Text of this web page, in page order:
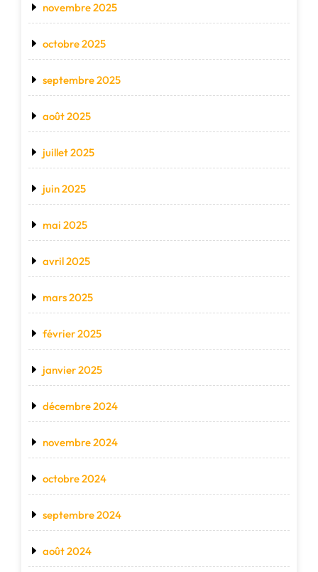
novembre 2025
octobre 2025
septembre 2025
août 2025
juillet 2025
juin 2025
mai 2025
avril 2025
mars 2025
février 2025
janvier 2025
décembre 2024
novembre 2024
octobre 2024
septembre 2024
août 2024